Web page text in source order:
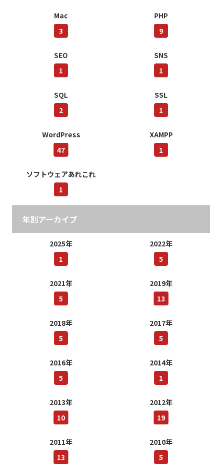
Mac
3
PHP
9
SEO
1
SNS
1
SQL
2
SSL
1
WordPress
47
XAMPP
1
ソフトウェアあれこれ
1
年別アーカイブ
2025年
1
2022年
5
2021年
5
2019年
13
2018年
5
2017年
5
2016年
5
2014年
1
2013年
10
2012年
19
2011年
13
2010年
5